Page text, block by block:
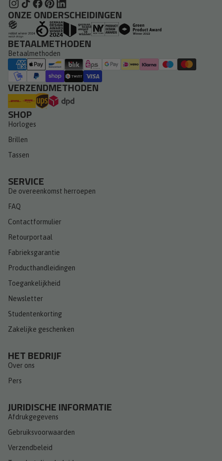
ONZE ONDERSCHEIDINGEN
BETAALMETHODEN
Betaalmethoden
VERZENDMETHODEN
SHOP
Horloges
Brillen
Tassen
SERVICE
De overeenkomst herroepen
FAQ
Contactformulier
Retourportaal
Fabrieksgarantie
Producthandleidingen
Toegankelijkheid
Newsletter
Studentenkorting
Zakelijke geschenken
HET BEDRIJF
Over ons
Pers
JURIDISCHE INFORMATIE
Afdrukgegevens
Gebruiksvoorwaarden
Verzendbeleid